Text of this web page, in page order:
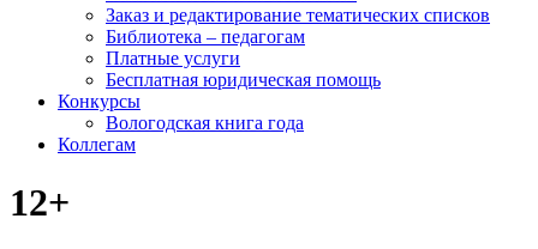
Заказ и редактирование тематических списков
Библиотека – педагогам
Платные услуги
Бесплатная юридическая помощь
Конкурсы
Вологодская книга года
Коллегам
12+